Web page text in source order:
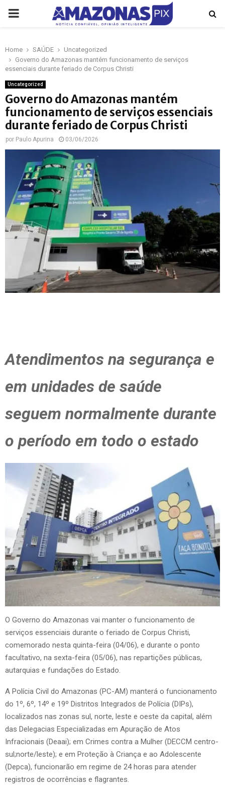
PRIMARY
Home SAÚDE
Uncategorized
Governo do Amazonas mantém funcionamento de serviços
essenciais durante feriado de Corpus Christi
Uncategorized
Governo do Amazonas mantém
funcionamento de serviços essenciais
durante feriado de Corpus Christi
por Paulo Apurina 03/06/2026
Atendimentos na segurança e
em unidades de saúde
seguem normalmente durante
o período em todo o estado
O Governo do Amazonas vai manter o funcionamento de
serviços essenciais durante o feriado de Corpus Christi,
comemorado nesta quinta-feira (04/06), e durante o ponto
facultativo, na sexta-feira (05/06), nas repartições públicas,
autarquias e fundações do Estado.
A Polícia Civil do Amazonas (PC-AM) manterá o funcionamento
do 1º, 6º, 14º e 19º Distritos Integrados de Polícia (DIPs),
localizados nas zonas sul, norte, leste e oeste da capital, além
das Delegacias Especializadas em Apuração de Atos
Infracionais (Deaai); em Crimes contra a Mulher (DECCM centro-
sul;norte/leste); e em Proteção à Criança e ao Adolescente
(Depca), funcionarão em regime de 24 horas para atender
registros de ocorrências e flagrantes.